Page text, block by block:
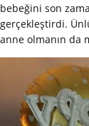
bebeğini son
gerçekleştirdi.
anne olmanın da